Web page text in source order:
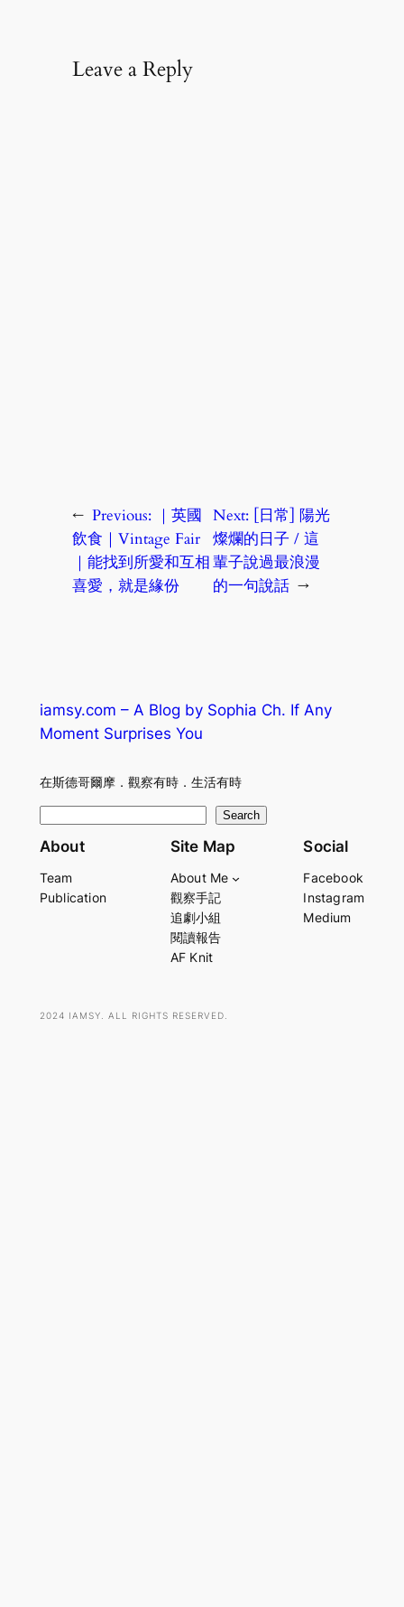
Leave a Reply
← Previous: ｜英國
飲食｜Vintage Fair
｜能找到所愛和互相
喜愛，就是緣份
Next: [日常] 陽光
燦爛的日子 / 這
輩子說過最浪漫
的一句說話 →
iamsy.com – A Blog by Sophia Ch. If Any
Moment Surprises You
在斯德哥爾摩．觀察有時．生活有時
e
r
Search
About
Team
Publication
Site Map
About Me
觀察手記
追劇小組
閱讀報告
AF Knit
Social
Facebook
Instagram
Medium
2024 IAMSY. ALL RIGHTS RESERVED.